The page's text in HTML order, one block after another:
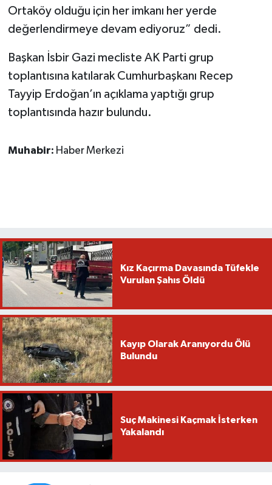
Ortaköy olduğu için her imkanı her yerde
değerlendirmeye devam ediyoruz” dedi.
Başkan İsbir Gazi mecliste AK Parti grup
toplantısına katılarak Cumhurbaşkanı Recep
Tayyip Erdoğan’ın açıklama yaptığı grup
toplantısında hazır bulundu.
Muhabir: Haber Merkezi
Kız Kaçırma Davasında Tüfekle
Vurulan Şahıs Öldü
Kayıp Olarak Aranıyordu Ölü
Bulundu
Suç Makinesi Kaçmak İsterken
Yakalandı